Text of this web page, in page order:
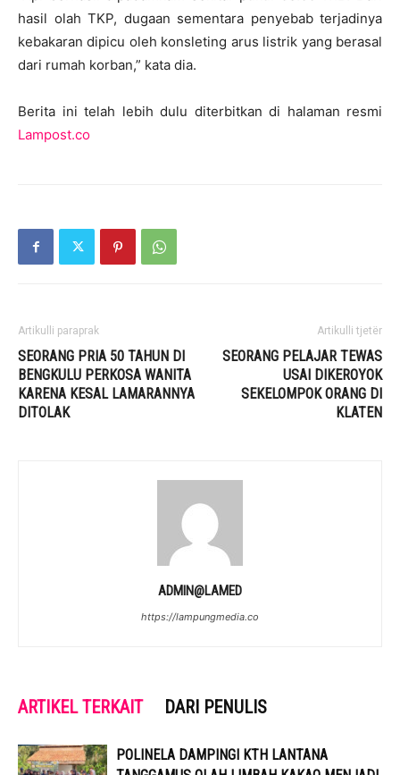
hasil olah TKP, dugaan sementara penyebab terjadinya
kebakaran dipicu oleh konsleting arus listrik yang berasal
dari rumah korban,” kata dia.
Berita ini telah lebih dulu diterbitkan di halaman resmi
Lampost.co
Artikulli paraprak
SEORANG PRIA 50 TAHUN DI
BENGKULU PERKOSA WANITA
KARENA KESAL LAMARANNYA
DITOLAK
Artikulli tjetër
SEORANG PELAJAR TEWAS
USAI DIKEROYOK
SEKELOMPOK ORANG DI
KLATEN
ADMIN@LAMED
https://lampungmedia.co
ARTIKEL TERKAIT DARI PENULIS
POLINELA DAMPINGI KTH LANTANA